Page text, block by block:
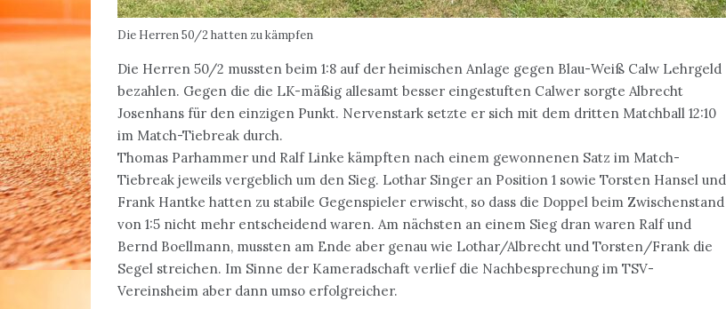
Die Herren 50/2 hatten zu kämpfen
Die Herren 50/2 mussten beim 1:8 auf der heimischen Anlage gegen Blau-Weiß Calw Lehrgeld
bezahlen. Gegen die die LK-mäßig allesamt besser eingestuften Calwer sorgte Albrecht
Josenhans für den einzigen Punkt. Nervenstark setzte er sich mit dem dritten Matchball 12:10
im Match-Tiebreak durch.
Thomas Parhammer und Ralf Linke kämpften nach einem gewonnenen Satz im Match-
Tiebreak jeweils vergeblich um den Sieg. Lothar Singer an Position 1 sowie Torsten Hansel und
Frank Hantke hatten zu stabile Gegenspieler erwischt, so dass die Doppel beim Zwischenstand
von 1:5 nicht mehr entscheidend waren. Am nächsten an einem Sieg dran waren Ralf und
Bernd Boellmann, mussten am Ende aber genau wie Lothar/Albrecht und Torsten/Frank die
Segel streichen. Im Sinne der Kameradschaft verlief die Nachbesprechung im TSV-
Vereinsheim aber dann umso erfolgreicher.